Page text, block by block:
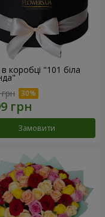
в коробці "101 біла
Замовити